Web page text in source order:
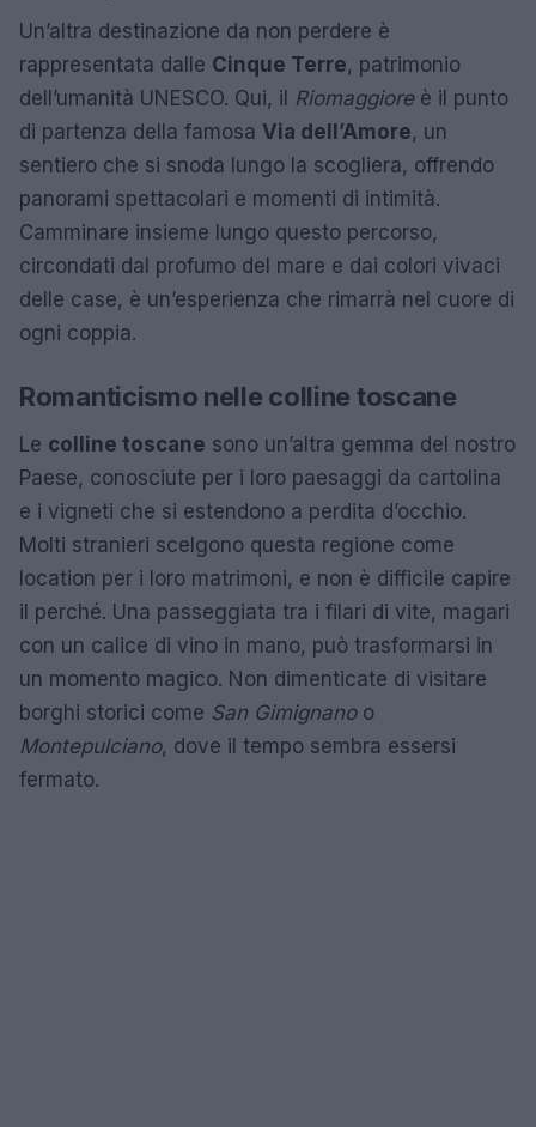
Un’altra destinazione da non perdere è
rappresentata dalle Cinque Terre, patrimonio
dell’umanità UNESCO. Qui, il Riomaggioreè il punto
di partenza della famosa Via dell’Amore, un
sentiero che si snoda lungo la scogliera, offrendo
panorami spettacolari e momenti di intimità.
Camminare insieme lungo questo percorso,
circondati dal profumo del mare e dai colori vivaci
delle case, è un’esperienza che rimarrà nel cuore di
ogni coppia.
Romanticismo nelle colline toscane
Le colline toscane sono un’altra gemma del nostro
Paese, conosciute per i loro paesaggi da cartolina
e i vigneti che si estendono a perdita d’occhio.
Molti stranieri scelgono questa regione come
location per i loro matrimoni, e non è difficile capire
il perché. Una passeggiata tra i filari di vite, magari
con un calice di vino in mano, può trasformarsi in
un momento magico. Non dimenticate di visitare
borghi storici come San Gimignanoo
Montepulciano, dove il tempo sembra essersi
fermato.